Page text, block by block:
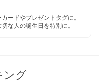
ードやプレゼントタグに。
な人の誕生日を特別に。
ング